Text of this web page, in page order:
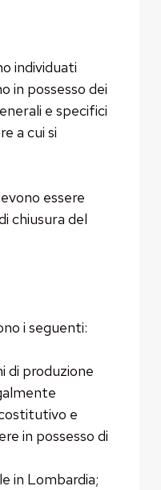
individuati
in possesso dei
e specifici
a cui si
essere
chiusura del
i seguenti:
di produzione
e
in possesso di
in Lombardia;